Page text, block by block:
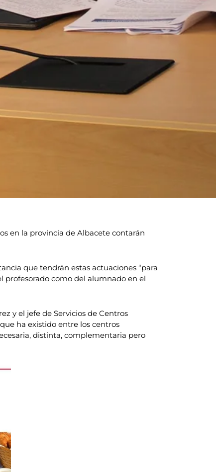
en la provincia de Albacete contarán
que tendrán estas actuaciones “para
profesorado como del alumnado en el
y el jefe de Servicios de Centros
ha existido entre los centros
distinta, complementaria pero